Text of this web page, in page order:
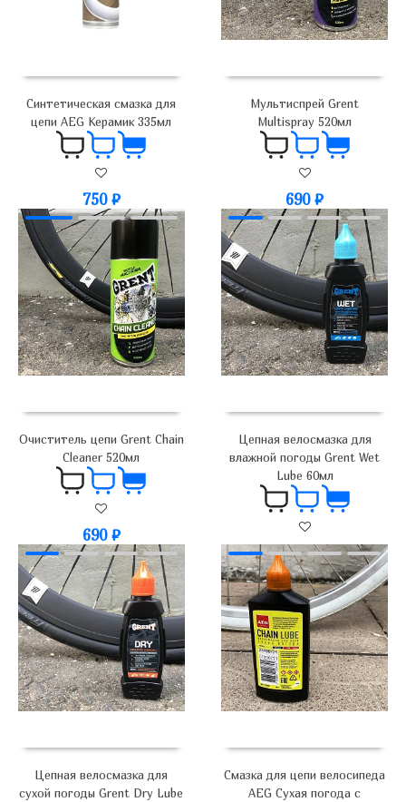
Синтетическая смазка для
цепи AEG Керамик 335мл
750 ₽
Мультиспрей Grent
Multispray 520мл
690₽
Очиститель цепи Grent Chain
Cleaner 520мл
690 ₽
Цепная велосмазка для
влажной погоды Grent Wet
Lube 60мл
490₽
Цепная велосмазка для
сухой погоды Grent Dry Lube
Смазка для цепи велосипеда
AEG Сухая погода с